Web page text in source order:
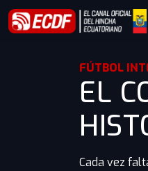
FÚTBOL
EL
Cada vez